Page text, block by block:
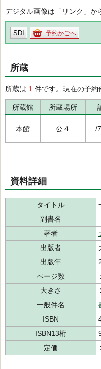
デジタル画像は「リンク」か
SDI 予約かごへ
所蔵
所蔵は 1 件です。現在の予約
所蔵館 所蔵場所
本館 公４ /
資料詳細
タイトル
副書名
著者
出版者
出版年
ページ数
大きさ
一般件名
ISBN
ISBN13桁
定価